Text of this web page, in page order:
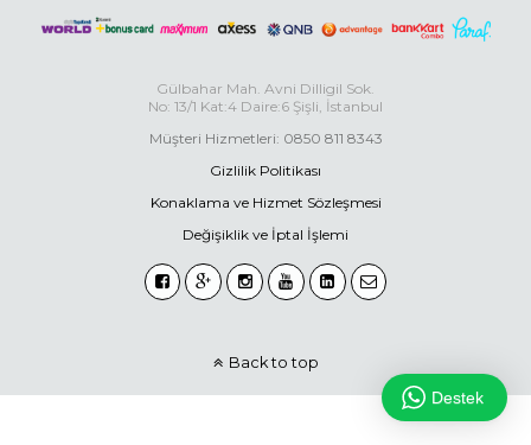
Gülbahar Mah. Avni Dilligil Sok.
No: 13/1 Kat:4 Daire:6 Şişli, İstanbul
Müşteri Hizmetleri: 0850 811 8343
Gizlilik Politikası
Konaklama ve Hizmet Sözleşmesi
Değişiklik ve İptal İşlemi
Back to top
Destek